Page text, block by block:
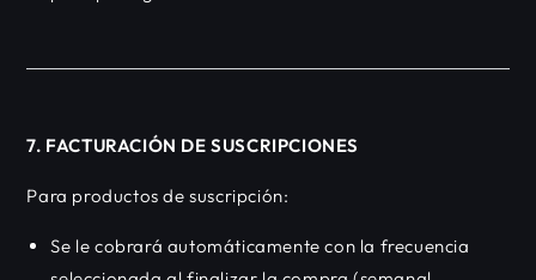
7. FACTURACIÓN DE SUSCRIPCIONES
Para productos de suscripción:
Se le cobrará automáticamente con la frecuencia